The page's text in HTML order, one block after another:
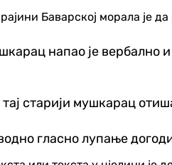
Баварској морала је
напао је вербално и
старији мушкарац
гласно лупање